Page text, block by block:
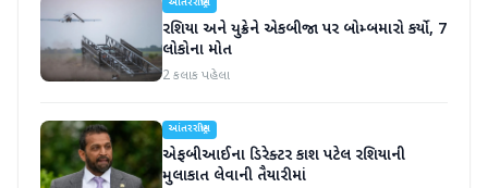
આંતરરાષ્ટ્રીય
રશિયા અને યુક્રેને એકબીજા પર બોમ્બમારો કર્યો, 7
લોકોના મોત
2 કલાક પહેલા
આંતરરાષ્ટ્રીય
એફબીઆઈના ડિરેક્ટર કાશ પટેલ રશિયાની
મુલાકાત લેવાની તૈયારીમાં